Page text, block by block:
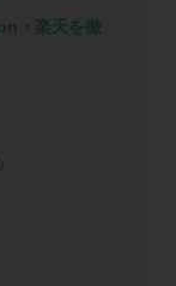
・楽天を徹